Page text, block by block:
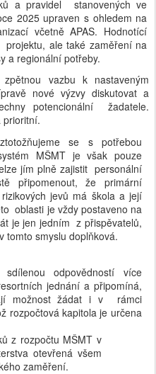
a pravidel stanovených ve
2025 upraven s ohledem na
včetně APAS. Hodnotící
ale také zaměření na
a regionální potřeby.
vazbu k nastaveným
nové výzvy diskutovat a
potencionální žadatele.
prioritní.
se s potřebou
MŠMT je však pouze
jím plně zajistit personální
připomenout, že primární
jevů má škola a její
oblasti je vždy postaveno na
je jen jedním z přispěvatelů,
tomto smyslu doplňková.
odpovědností více
jednání a připomíná,
možnost žádat i v rámci
rozpočtová kapitola je určena
z rozpočtu MŠMT v
otevřená všem
zaměření.